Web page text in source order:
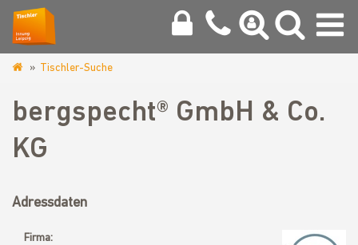
leipzig.de
Tischler-Suche
bergspecht® GmbH & Co.
KG
Adressdaten
Firma: